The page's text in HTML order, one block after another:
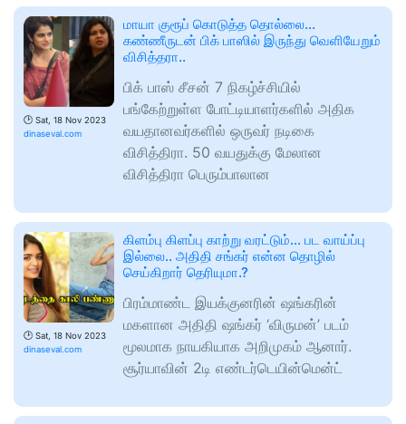
🕑 Sat, 18 Nov 2023
dinaseval.com
மாயா குரூப் கொடுத்த தொல்லை…
கண்ணீருடன் பிக் பாஸில் இருந்து வெளியேறும்
விசித்தரா..
பிக் பாஸ் சீசன் 7 நிகழ்ச்சியில்
பங்கேற்றுள்ள போட்டியாளர்களில் அதிக
வயதானவர்களில் ஒருவர் நடிகை
விசித்திரா. 50 வயதுக்கு மேலான
விசித்திரா பெரும்பாலான
🕑 Sat, 18 Nov 2023
dinaseval.com
கிளம்பு கிளப்பு காற்று வரட்டும்… பட வாய்ப்பு
இல்லை.. அதிதி சங்கர் என்ன தொழில்
செய்கிறார் தெரியுமா.?
பிரம்மாண்ட இயக்குனரின் ஷங்கரின்
மகளான அதிதி ஷங்கர் ‘விருமன்’ படம்
மூலமாக நாயகியாக அறிமுகம் ஆனார்.
சூர்யாவின் 2டி எண்டர்டெயின்மென்ட்